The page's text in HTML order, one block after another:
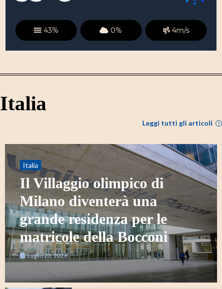
43% 0% 4m/s
Italia
Leggi tutti gli articoli
Italia
Il Villaggio olimpico di
Milano diventerà una
grande residenza per le
matricole della Bocconi
Luglio 23, 2026